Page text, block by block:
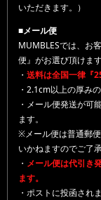
いただきます。）
■メール便
MUMBLESでは、お
便』がお選び頂けます
・ 送料は全国一律『
・2.1cm以上の厚み
・メール便発送が可
ます。
※メール便は普通郵
いかねますのでご了
・ メール便は代引き
ます。
・ポストに投函され